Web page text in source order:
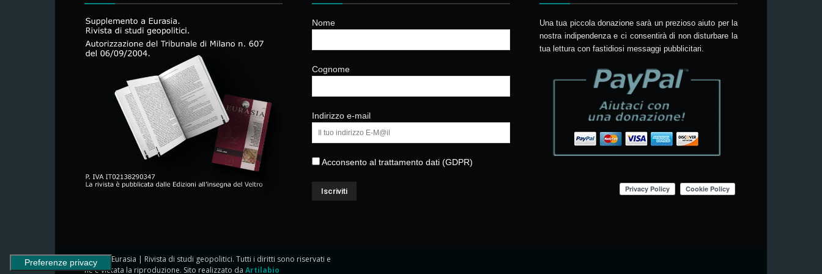
Nome
Cognome
Indirizzo e-mail
Acconsento al trattamento dati (GDPR)
Una tua piccola donazione sarà un prezioso aiuto per la
nostra indipendenza e ci consentirà di non disturbare la
tua lettura con fastidiosi messaggi pubblicitari.
© 2024 Eurasia | Rivista di studi geopolitici. Tutti i diritti sono riservati e
ne è vietata la riproduzione. Sito realizzato da Artilabio